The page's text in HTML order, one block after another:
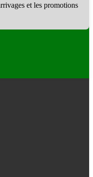
et les promotions